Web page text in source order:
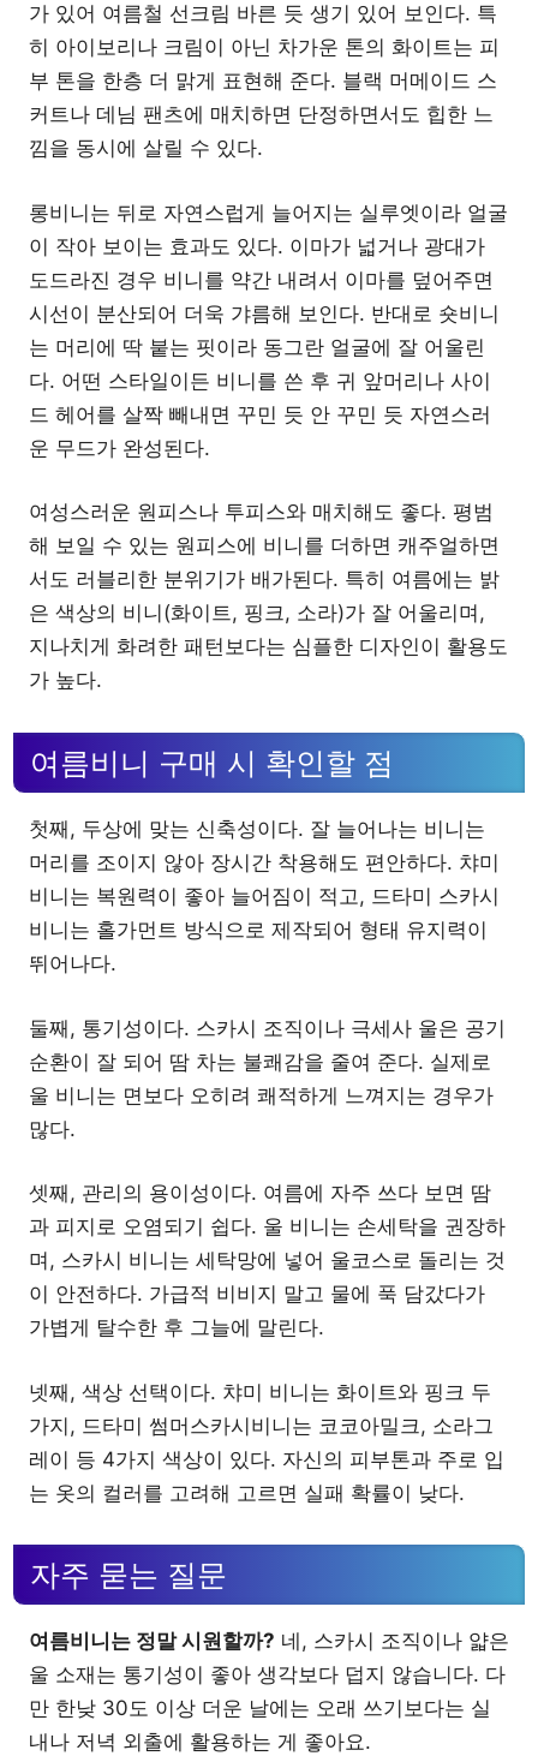
가 있어 여름철 선크림 바른 듯 생기 있어 보인다. 특
히 아이보리나 크림이 아닌 차가운 톤의 화이트는 피
부 톤을 한층 더 맑게 표현해 준다. 블랙 머메이드 스
커트나 데님 팬츠에 매치하면 단정하면서도 힙한 느
낌을 동시에 살릴 수 있다.
롱비니는 뒤로 자연스럽게 늘어지는 실루엣이라 얼굴
이 작아 보이는 효과도 있다. 이마가 넓거나 광대가
도드라진 경우 비니를 약간 내려서 이마를 덮어주면
시선이 분산되어 더욱 갸름해 보인다. 반대로 숏비니
는 머리에 딱 붙는 핏이라 동그란 얼굴에 잘 어울린
다. 어떤 스타일이든 비니를 쓴 후 귀 앞머리나 사이
드 헤어를 살짝 빼내면 꾸민 듯 안 꾸민 듯 자연스러
운 무드가 완성된다.
여성스러운 원피스나 투피스와 매치해도 좋다. 평범
해 보일 수 있는 원피스에 비니를 더하면 캐주얼하면
서도 러블리한 분위기가 배가된다. 특히 여름에는 밝
은 색상의 비니(화이트, 핑크, 소라)가 잘 어울리며,
지나치게 화려한 패턴보다는 심플한 디자인이 활용도
가 높다.
여름비니 구매 시 확인할 점
첫째, 두상에 맞는 신축성이다. 잘 늘어나는 비니는
머리를 조이지 않아 장시간 착용해도 편안하다. 챠미
비니는 복원력이 좋아 늘어짐이 적고, 드타미 스카시
비니는 홀가먼트 방식으로 제작되어 형태 유지력이
뛰어나다.
둘째, 통기성이다. 스카시 조직이나 극세사 울은 공기
순환이 잘 되어 땀 차는 불쾌감을 줄여 준다. 실제로
울 비니는 면보다 오히려 쾌적하게 느껴지는 경우가
많다.
셋째, 관리의 용이성이다. 여름에 자주 쓰다 보면 땀
과 피지로 오염되기 쉽다. 울 비니는 손세탁을 권장하
며, 스카시 비니는 세탁망에 넣어 울코스로 돌리는 것
이 안전하다. 가급적 비비지 말고 물에 푹 담갔다가
가볍게 탈수한 후 그늘에 말린다.
넷째, 색상 선택이다. 챠미 비니는 화이트와 핑크 두
가지, 드타미 썸머스카시비니는 코코아밀크, 소라그
레이 등 4가지 색상이 있다. 자신의 피부톤과 주로 입
는 옷의 컬러를 고려해 고르면 실패 확률이 낮다.
자주 묻는 질문
여름비니는 정말 시원할까? 네, 스카시 조직이나 얇은
울 소재는 통기성이 좋아 생각보다 덥지 않습니다. 다
만 한낮 30도 이상 더운 날에는 오래 쓰기보다는 실
내나 저녁 외출에 활용하는 게 좋아요.